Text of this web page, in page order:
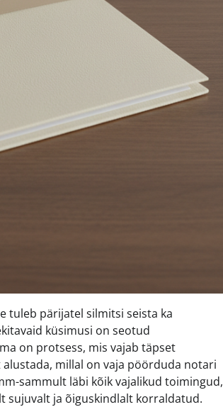
tuleb pärijatel silmitsi seista ka
küsimusi on seotud
on protsess, mis vajab täpset
millal on vaja pöörduda notari
sammult läbi kõik vajalikud toimingud,
sujuvalt ja õiguskindlalt korraldatud.